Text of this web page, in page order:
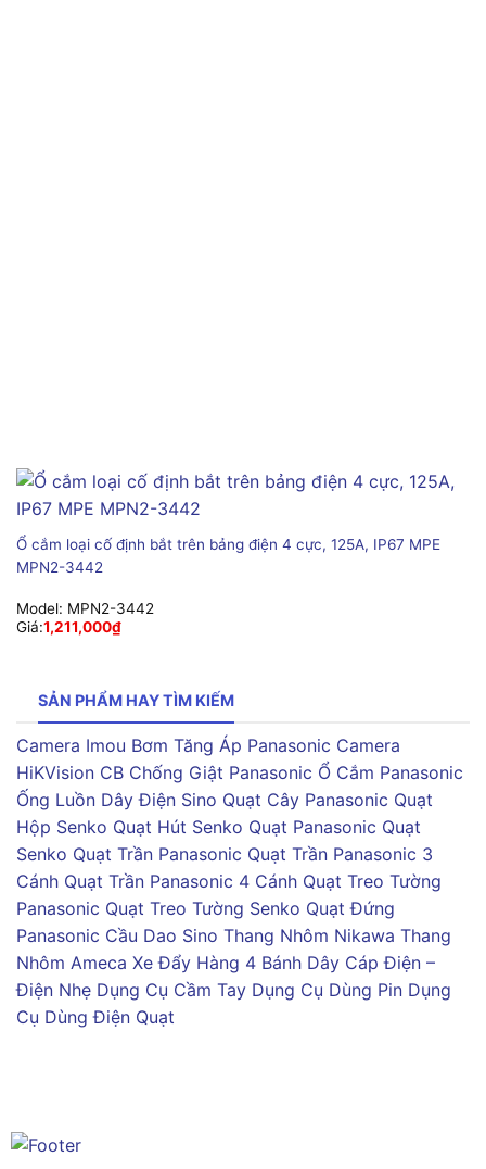
Ổ cắm loại cố định bắt trên bảng điện 4 cực, 125A, IP67 MPE
MPN2-3442
Model: MPN2-3442
Giá:1,211,000₫
SẢN PHẨM HAY TÌM KIẾM
Camera Imou Bơm Tăng Áp Panasonic Camera
HiKVision CB Chống Giật Panasonic Ổ Cắm Panasonic
Ống Luồn Dây Điện Sino Quạt Cây Panasonic Quạt
Hộp Senko Quạt Hút Senko Quạt Panasonic Quạt
Senko Quạt Trần Panasonic Quạt Trần Panasonic 3
Cánh Quạt Trần Panasonic 4 Cánh Quạt Treo Tường
Panasonic Quạt Treo Tường Senko Quạt Đứng
Panasonic Cầu Dao Sino Thang Nhôm Nikawa Thang
Nhôm Ameca Xe Đẩy Hàng 4 Bánh Dây Cáp Điện –
Điện Nhẹ Dụng Cụ Cầm Tay Dụng Cụ Dùng Pin Dụng
Cụ Dùng Điện Quạt